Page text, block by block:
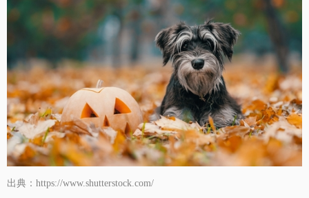
出典：https://www.shutterstock.com/